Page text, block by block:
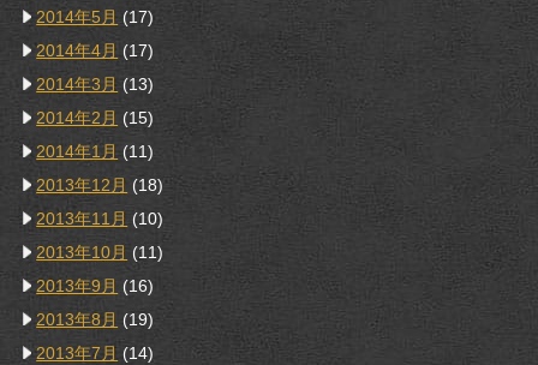
2014年5月 (17)
2014年4月 (17)
2014年3月 (13)
2014年2月 (15)
2014年1月 (11)
2013年12月 (18)
2013年11月 (10)
2013年10月 (11)
2013年9月 (16)
2013年8月 (19)
2013年7月 (14)